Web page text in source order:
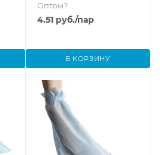
Оптом?
4.51 руб./пар
В КОРЗИНУ